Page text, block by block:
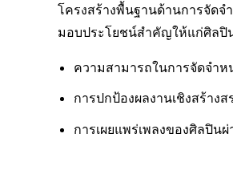
โครงสร้างพื้นฐานด้านการจัด
มอบประโยชน์สำคัญให้แก่ศิลปิ
ความสามารถในการจัดจำห
การปกป้องผลงานเชิงสร้า
การเผยแพร่เพลงของศิลปิน